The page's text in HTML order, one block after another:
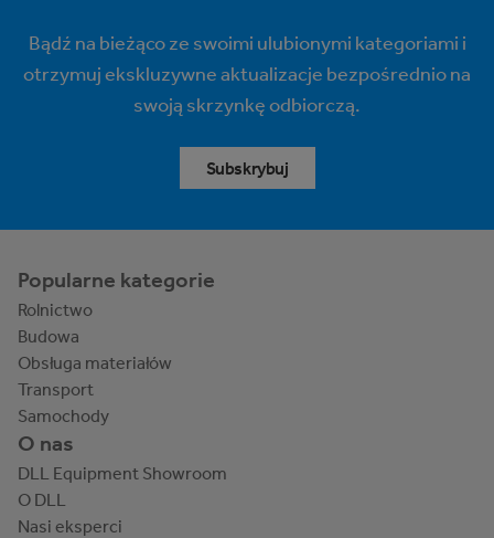
Bądź na bieżąco ze swoimi ulubionymi kategoriami i
otrzymuj ekskluzywne aktualizacje bezpośrednio na
swoją skrzynkę odbiorczą.
Subskrybuj
Popularne kategorie
Rolnictwo
Budowa
Obsługa materiałów
Transport
Samochody
O nas
DLL Equipment Showroom
O DLL
Nasi eksperci